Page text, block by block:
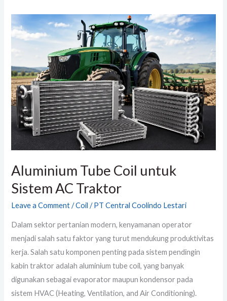
Aluminium Tube Coil untuk
Sistem AC Traktor
Leave a Comment /Coil /PT Central Coolindo Lestari
Dalam sektor pertanian modern, kenyamanan operator
menjadi salah satu faktor yang turut mendukung produktivitas
kerja. Salah satu komponen penting pada sistem pendingin
kabin traktor adalah aluminium tube coil, yang banyak
digunakan sebagai evaporator maupun kondensor pada
sistem HVAC (Heating, Ventilation, and Air Conditioning).
Aluminium
Tube
Coil
Sistem
AC
Traktor